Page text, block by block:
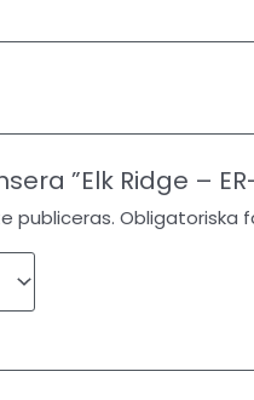
”Elk Ridge –
publiceras. Obligatoriska